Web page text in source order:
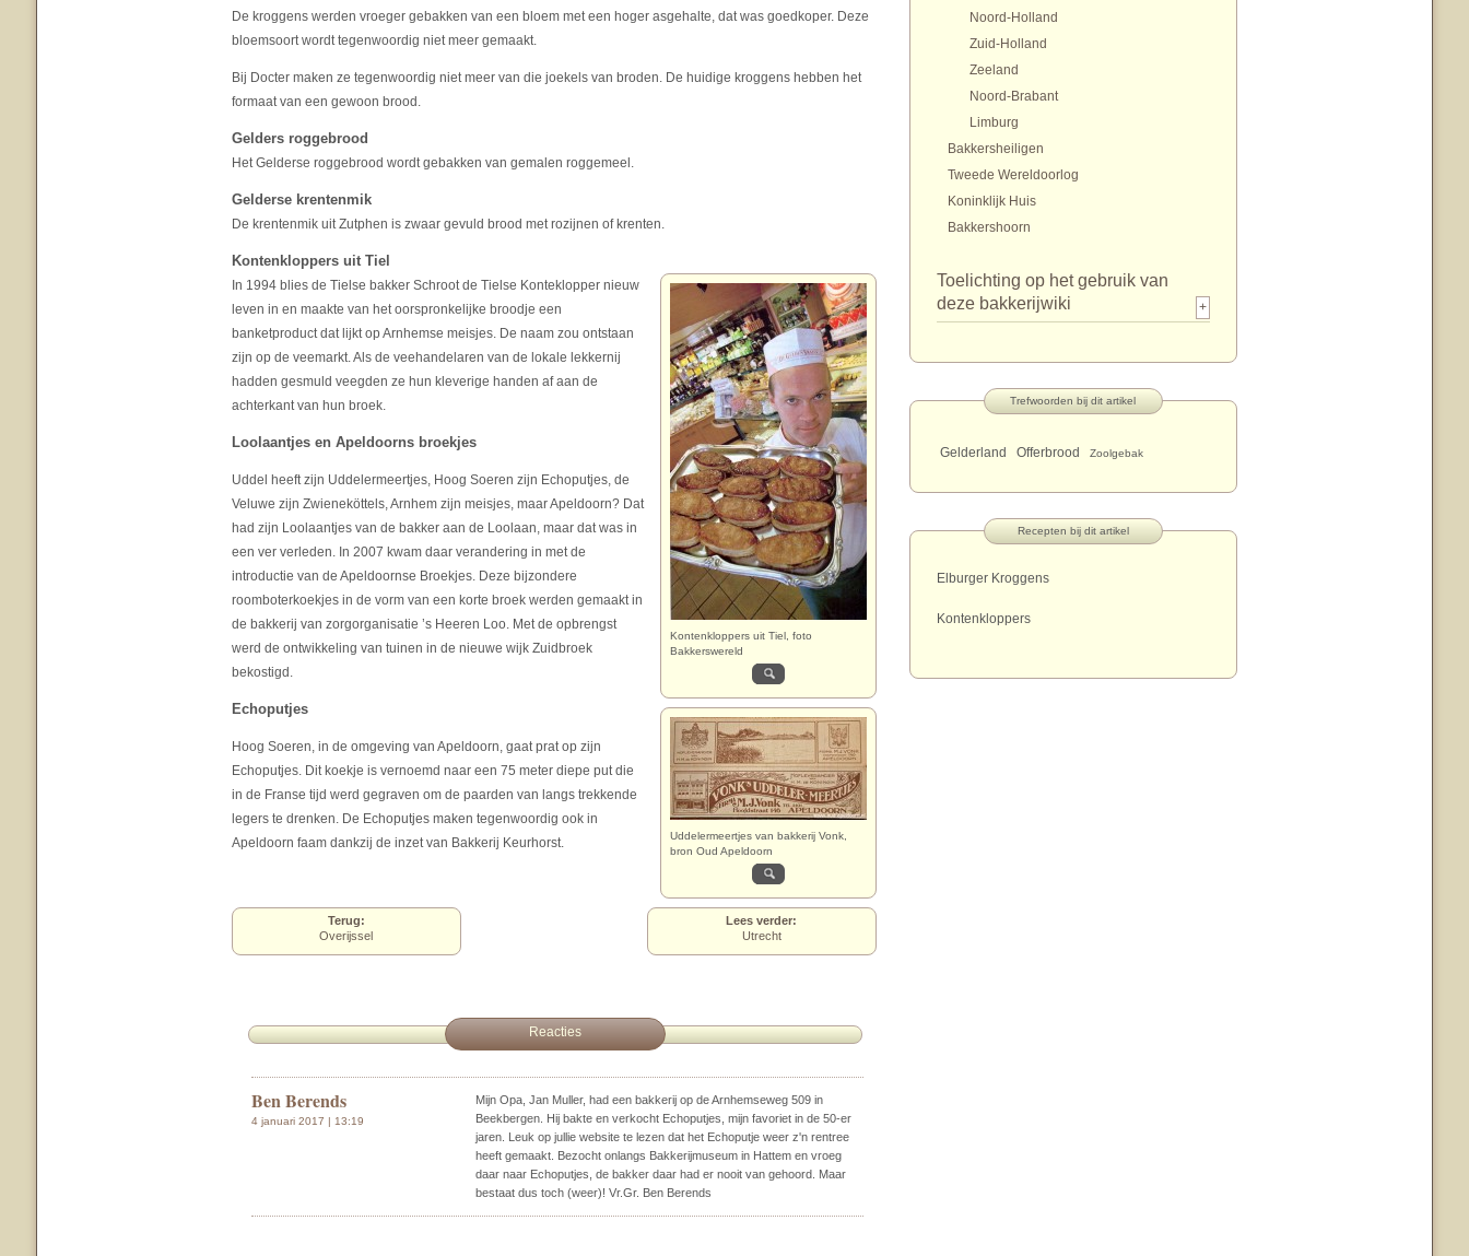
De kroggens werden vroeger gebakken van een bloem met een hoger asgehalte, dat was goedkoper. Deze
bloemsoort wordt tegenwoordig niet meer gemaakt.
Bij Docter maken ze tegenwoordig niet meer van die joekels van broden. De huidige kroggens hebben het
formaat van een gewoon brood.
Gelders roggebrood
Het Gelderse roggebrood wordt gebakken van gemalen roggemeel.
Gelderse krentenmik
De krentenmik uit Zutphen is zwaar gevuld brood met rozijnen of krenten.
Kontenkloppers uit Tiel
Kontenkloppers uit Tiel, foto
Bakkerswereld
In 1994 blies de Tielse bakker Schroot de Tielse Konteklopper nieuw
leven in en maakte van het oorspronkelijke broodje een
banketproduct dat lijkt op Arnhemse meisjes. De naam zou ontstaan
zijn op de veemarkt. Als de veehandelaren van de lokale lekkernij
hadden gesmuld veegden ze hun kleverige handen af aan de
achterkant van hun broek.
Loolaantjes en Apeldoorns broekjes
Uddelermeertjes van bakkerij Vonk,
bron Oud Apeldoorn
Uddel heeft zijn Uddelermeertjes, Hoog Soeren zijn Echoputjes, de
Veluwe zijn Zwieneköttels, Arnhem zijn meisjes, maar Apeldoorn? Dat
had zijn Loolaantjes van de bakker aan de Loolaan, maar dat was in
een ver verleden. In 2007 kwam daar verandering in met de
introductie van de Apeldoornse Broekjes. Deze bijzondere
roomboterkoekjes in de vorm van een korte broek werden gemaakt in
de bakkerij van zorgorganisatie ’s Heeren Loo. Met de opbrengst
werd de ontwikkeling van tuinen in de nieuwe wijk Zuidbroek
bekostigd.
Echoputjes
Hoog Soeren, in de omgeving van Apeldoorn, gaat prat op zijn
Echoputjes. Dit koekje is vernoemd naar een 75 meter diepe put die
in de Franse tijd werd gegraven om de paarden van langs trekkende
legers te drenken. De Echoputjes maken tegenwoordig ook in
Apeldoorn faam dankzij de inzet van Bakkerij Keurhorst.
Terug:
Overijssel
Lees verder:
Utrecht
Reacties
Ben Berends
4 januari 2017 | 13:19
Mijn Opa, Jan Muller, had een bakkerij op de Arnhemseweg 509 in
Beekbergen. Hij bakte en verkocht Echoputjes, mijn favoriet in de 50-er
jaren. Leuk op jullie website te lezen dat het Echoputje weer z'n rentree
heeft gemaakt. Bezocht onlangs Bakkerijmuseum in Hattem en vroeg
daar naar Echoputjes, de bakker daar had er nooit van gehoord. Maar
bestaat dus toch (weer)! Vr.Gr. Ben Berends
Noord-Holland
Zuid-Holland
Zeeland
Noord-Brabant
Limburg
Bakkersheiligen
Tweede Wereldoorlog
Koninklijk Huis
Bakkershoorn
Toelichting op het gebruik van
deze bakkerijwiki
+
Trefwoorden bij dit artikel
Gelderland Offerbrood Zoolgebak
Recepten bij dit artikel
Elburger Kroggens
Kontenkloppers